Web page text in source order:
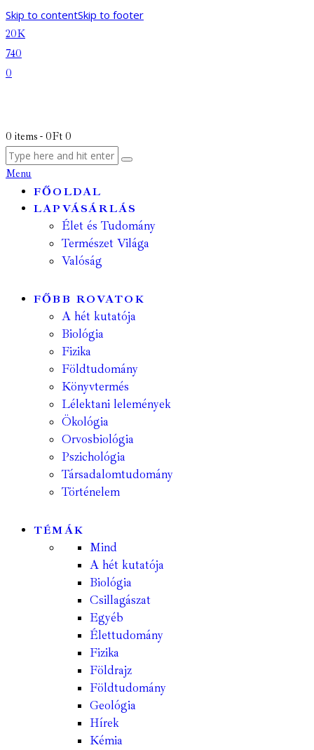
Skip to contentSkip to footer
20K
740
0
0 items - 0Ft 0
Menu
FŐOLDAL
LAPVÁSÁRLÁS
Élet és Tudomány
Természet Világa
Valóság
FŐBB ROVATOK
A hét kutatója
Biológia
Fizika
Földtudomány
Könyvtermés
Lélektani lelemények
Ökológia
Orvosbiológia
Pszichológia
Társadalomtudomány
Történelem
TÉMÁK
Mind
A hét kutatója
Biológia
Csillagászat
Egyéb
Élettudomány
Fizika
Földrajz
Földtudomány
Geológia
Hírek
Kémia